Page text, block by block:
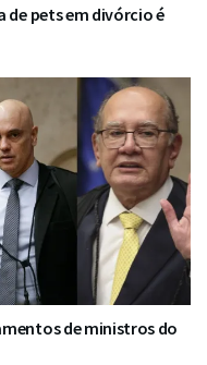
de pets em divórcio é
de ministros do